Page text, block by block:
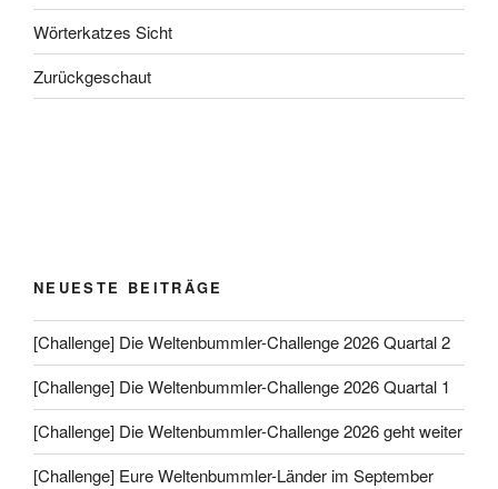
Wörterkatzes Sicht
Zurückgeschaut
NEUESTE BEITRÄGE
[Challenge] Die Weltenbummler-Challenge 2026 Quartal 2
[Challenge] Die Weltenbummler-Challenge 2026 Quartal 1
[Challenge] Die Weltenbummler-Challenge 2026 geht weiter
[Challenge] Eure Weltenbummler-Länder im September